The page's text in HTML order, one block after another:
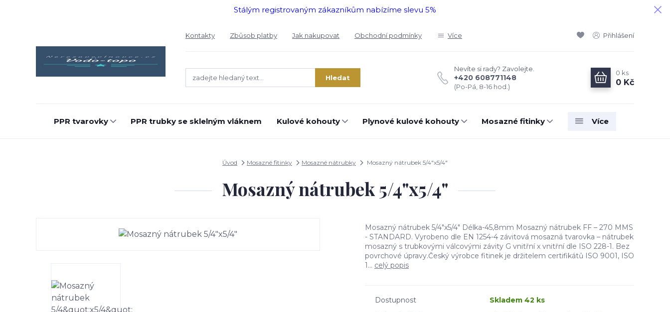
Stálým registrovaným zákazníkům nabízíme slevu 5%
Kontakty Zbůsob platby Jak nakupovat Obchodní podmínky Více Přihlášení
Hledat
Nevíte si rady? Zavolejte.
+420 608771148
(Po-Pá, 8-16 hod.)
0 ks
0 Kč
PPR tvarovky PPR trubky se sklelným vláknem Kulové kohouty Plynové kulové kohouty Mosazné fitinky Více
Úvod Mosazné fitinky Mosazné nátrubky Mosazný nátrubek 5/4"x5/4"
Mosazný nátrubek 5/4"x5/4"
Mosazný nátrubek 5/4"x5/4" Délka-45,8mm Mosazný nátrubek FF – 270 MMS
- STANDARD. Vyrobeno dle EN 1254-4 závitová mosazná tvarovka – nátrubek
mosazný s trubkovými válcovými závity G vnitřní x vnitřní dle ISO 228-1. Bez
povrchové úpravy.Český výrobce fitinek je držitelem certifikátů ISO 9001, ISO
1... celý popis
Dostupnost
Skladem 42 ks